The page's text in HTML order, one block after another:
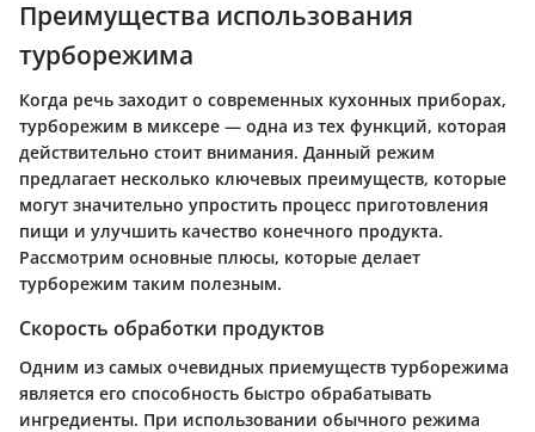
Преимущества использования
турборежима
Когда речь заходит о современных кухонных приборах,
турборежим в миксере — одна из тех функций, которая
действительно стоит внимания. Данный режим
предлагает несколько ключевых преимуществ, которые
могут значительно упростить процесс приготовления
пищи и улучшить качество конечного продукта.
Рассмотрим основные плюсы, которые делает
турборежим таким полезным.
Скорость обработки продуктов
Одним из самых очевидных приемуществ турборежима
является его способность быстро обрабатывать
ингредиенты. При использовании обычного режима